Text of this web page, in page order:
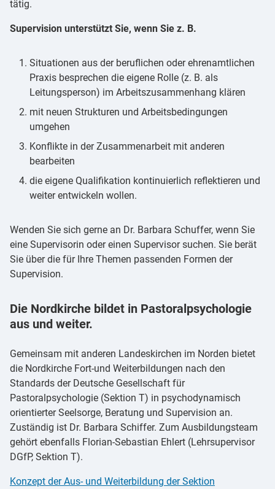
tätig.
Supervision unterstützt Sie, wenn Sie z. B.
Situationen aus der beruflichen oder ehrenamtlichen
Praxis besprechen die eigene Rolle (z. B. als
Leitungsperson) im Arbeitszusammenhang klären
mit neuen Strukturen und Arbeitsbedingungen
umgehen
Konflikte in der Zusammenarbeit mit anderen
bearbeiten
die eigene Qualifikation kontinuierlich reflektieren und
weiter entwickeln wollen.
Wenden Sie sich gerne an Dr. Barbara Schuffer, wenn Sie
eine Supervisorin oder einen Supervisor suchen. Sie berät
Sie über die für Ihre Themen passenden Formen der
Supervision.
Die Nordkirche bildet in Pastoralpsychologie
aus und weiter.
Gemeinsam mit anderen Landeskirchen im Norden bietet
die Nordkirche Fort-und Weiterbildungen nach den
Standards der Deutsche Gesellschaft für
Pastoralpsychologie (Sektion T) in psychodynamisch
orientierter Seelsorge, Beratung und Supervision an.
Zuständig ist Dr. Barbara Schiffer. Zum Ausbildungsteam
gehört ebenfalls Florian-Sebastian Ehlert (Lehrsupervisor
DGfP, Sektion T).
Konzept der Aus- und Weiterbildung der Sektion